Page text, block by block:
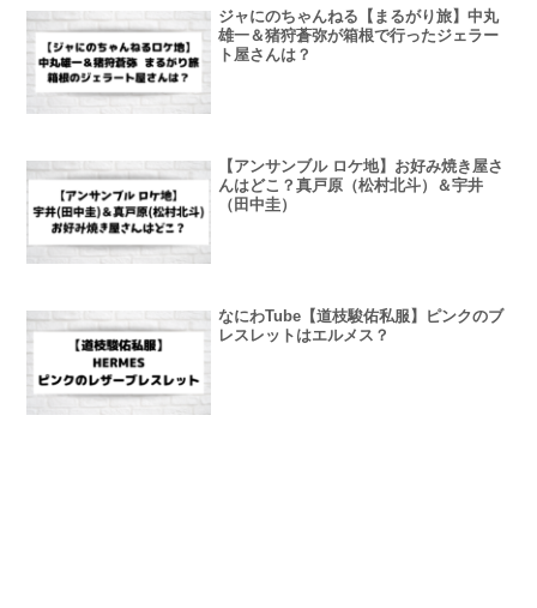
ジャにのちゃんねる【まるがり旅】中丸
雄一＆猪狩蒼弥が箱根で行ったジェラー
ト屋さんは？
【アンサンブル ロケ地】お好み焼き屋さ
んはどこ？真戸原（松村北斗）＆宇井
（田中圭）
なにわTube【道枝駿佑私服】ピンクのブ
レスレットはエルメス？